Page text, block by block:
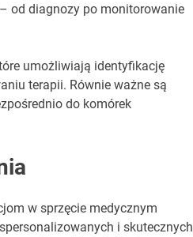
od diagnozy po monitorowanie
umożliwiają identyfikację
terapii. Równie ważne są
do komórek
w sprzęcie medycznym
i skutecznych